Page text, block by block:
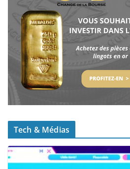
Tech & Médias